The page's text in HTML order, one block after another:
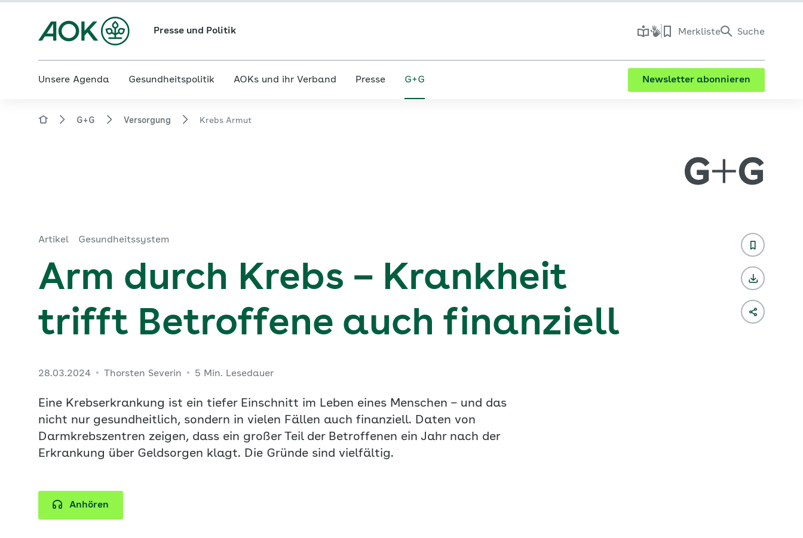
Presse und Politik Merkliste Suche
Unsere Agenda Gesundheitspolitik AOKs und ihr Verband Presse G+G Newsletter abonnieren
G+G Versorgung Krebs Armut
Artikel Gesundheitssystem
Arm durch Krebs – Krankheit
trifft Betroffene auch finanziell
28.03.2024 Thorsten Severin 5 Min. Lesedauer
Eine Krebserkrankung ist ein tiefer Einschnitt im Leben eines Menschen – und das
nicht nur gesundheitlich, sondern in vielen Fällen auch finanziell. Daten von
Darmkrebszentren zeigen, dass ein großer Teil der Betroffenen ein Jahr nach der
Erkrankung über Geldsorgen klagt. Die Gründe sind vielfältig.
Anhören